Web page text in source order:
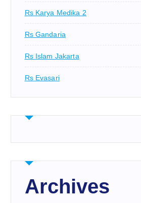
Rs Karya Medika 2
Rs Gandaria
Rs Islam Jakarta
Rs Evasari
Archives